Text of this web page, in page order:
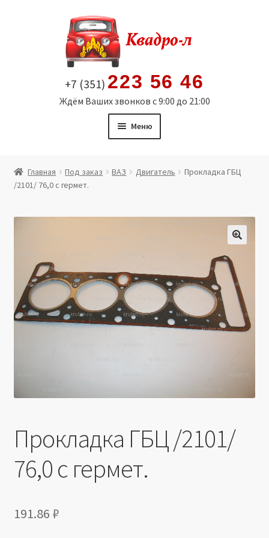
содержимому
+7 (351) 223 56 46
Ждём Ваших звонков с 9:00 до 21:00
Меню
Витрина
Мой аккаунт
данных
Производители
Юридические данные
Главная Под заказ ВАЗ Двигатель
Прокладка ГБЦ
/2101/ 76,0 с гермет.
Прокладка ГБЦ /2101/
76,0 с гермет.
191.86 ₽